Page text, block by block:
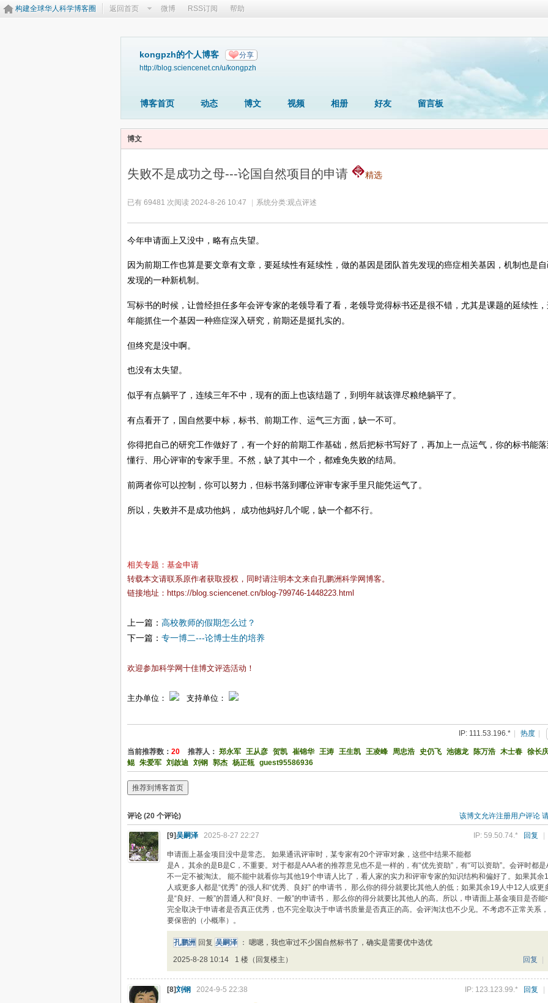
构建全球华人科学博客圈 返回首页 微博 RSS订阅 帮助
kongpzh的个人博客 分享
http://blog.sciencenet.cn/u/kongpzh
博客首页 动态 博文 视频 相册 好友 留言板
博文
失败不是成功之母---论国自然项目的申请 精选
已有 69481 次阅读 2024-8-26 10:47 系统分类:观点评述
今年申请面上又没中，略有点失望。
因为前期工作也算是要文章有文章，要延续性有延续性，做的基因是团队首先发现的癌症相关基因，机制也是
发现的一种新机制。
写标书的时候，让曾经担任多年会评专家的老领导看了看，老领导觉得标书还是很不错，尤其是课题的延续性
年能抓住一个基因一种癌症深入研究，前期还是挺扎实的。
但终究是没中啊。
也没有太失望。
似乎有点躺平了，连续三年不中，现有的面上也该结题了，到明年就该弹尽粮绝躺平了。
有点看开了，国自然要中标，标书、前期工作、运气三方面，缺一不可。
你得把自己的研究工作做好了，有一个好的前期工作基础，然后把标书写好了，再加上一点运气，你的标书能
懂行、用心评审的专家手里。不然，缺了其中一个，都难免失败的结局。
前两者你可以控制，你可以努力，但标书落到哪位评审专家手里只能凭运气了。
所以，失败并不是成功他妈， 成功他妈好几个呢，缺一个都不行。
相关专题： 基金申请
转载本文请联系原作者获取授权，同时请注明本文来自孔鹏洲科学网博客。
链接地址： https://blog.sciencenet.cn/blog-799746-1448223.html
上一篇： 高校教师的假期怎么过？
下一篇： 专一博二---论博士生的培养
欢迎参加科学网十佳博文评选活动！
主办单位： 支持单位：
IP: 111.53.196.* 热度
当前推荐数： 20 推荐人： 郑永军 王从彦 贺凯 崔锦华 王涛 王生凯 王凌峰 周忠浩 史仍飞 池德龙 陈万浩 木士春 徐长
鲲 朱爱军 刘啟迪 刘钢 郭杰 杨正瓴 guest95586936
推荐到博客首页
该博文允许注册用户评论
评论 (20 个评论)
IP: 59.50.74.* 回复 |
[9]吴嗣泽 2025-8-27 22:27
申请面上基金项目没中是常态。 如果通讯评审时，某专家有20个评审对象，这些中结果不能都
是A， 其余的是B是C，不重要。对于都是AAA者的推荐意见也不是一样的，有“优先资助”，有“可以资助”。会评时都
不一定不被淘汰。 能不能中就看你与其他19个申请人比了，看人家的实力和评审专家的知识结构和偏好了。如果其余
人或更多人都是“优秀” 的强人和“优秀、良好” 的申请书， 那么你的得分就要比其他人的低；如果其余19人中12人或更
是“良好、一般”的普通人和“良好、一般”的申请书， 那么你的得分就要比其他人的高。所以，申请面上基金项目是否能
完全取决于申请者是否真正优秀，也不完全取决于申请书质量是否真正的高。会评淘汰也不少见。不考虑不正常关系
要保密的（小概率）。
孔鹏洲 回复 吴嗣泽 ： 嗯嗯，我也审过不少国自然标书了，确实是需要优中选优
2025-8-28 10:14
1 楼（回复楼主） |
回复
IP: 123.123.99.* 回复 |
[8]刘钢 2024-9-5 22:38